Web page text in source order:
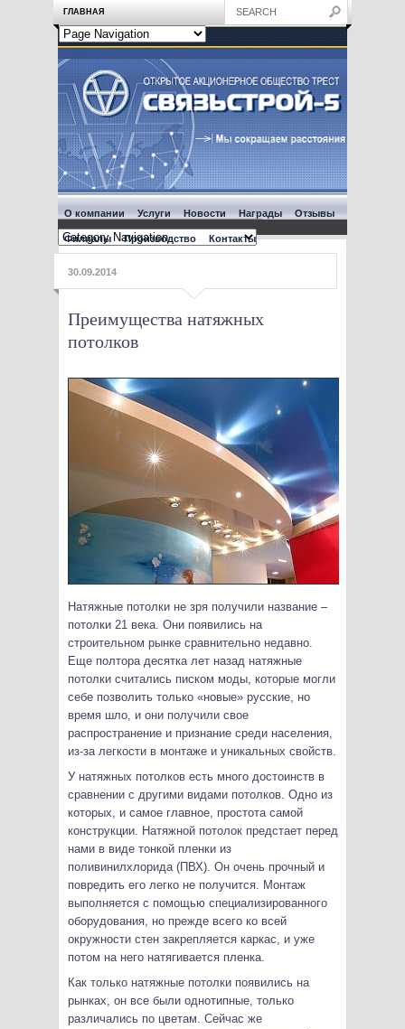
ГЛАВНАЯ
О компании Услуги Новости Награды Отзывы
Филиалы Производство Контакты
30.09.2014
Преимущества натяжных
потолков
Натяжные потолки не зря получили название –
потолки 21 века. Они появились на
строительном рынке сравнительно недавно.
Еще полтора десятка лет назад натяжные
потолки считались писком моды, которые могли
себе позволить только «новые» русские, но
время шло, и они получили свое
распространение и признание среди населения,
из-за легкости в монтаже и уникальных свойств.
У натяжных потолков есть много достоинств в
сравнении с другими видами потолков. Одно из
которых, и самое главное, простота самой
конструкции. Натяжной потолок предстает перед
нами в виде тонкой пленки из
поливинилхлорида (ПВХ). Он очень прочный и
повредить его легко не получится. Монтаж
выполняется с помощью специализированного
оборудования, но прежде всего ко всей
окружности стен закрепляется каркас, и уже
потом на него натягивается пленка.
Как только натяжные потолки появились на
рынках, он все были однотипные, только
различались по цветам. Сейчас же